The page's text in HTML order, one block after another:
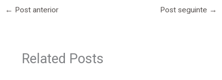
← Post anterior Post seguinte →
Related Posts